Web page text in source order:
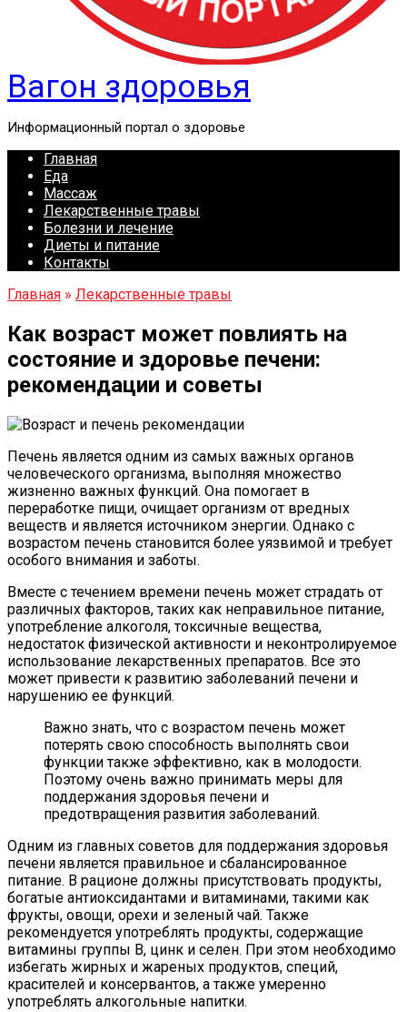
Вагон здоровья
Информационный портал о здоровье
Главная
Еда
Массаж
Лекарственные травы
Болезни и лечение
Диеты и питание
Контакты
Главная » Лекарственные травы
Как возраст может повлиять на
состояние и здоровье печени:
рекомендации и советы
Печень является одним из самых важных органов
человеческого организма, выполняя множество
жизненно важных функций. Она помогает в
переработке пищи, очищает организм от вредных
веществ и является источником энергии. Однако с
возрастом печень становится более уязвимой и требует
особого внимания и заботы.
Вместе с течением времени печень может страдать от
различных факторов, таких как неправильное питание,
употребление алкоголя, токсичные вещества,
недостаток физической активности и неконтролируемое
использование лекарственных препаратов. Все это
может привести к развитию заболеваний печени и
нарушению ее функций.
Важно знать, что с возрастом печень может
потерять свою способность выполнять свои
функции также эффективно, как в молодости.
Поэтому очень важно принимать меры для
поддержания здоровья печени и
предотвращения развития заболеваний.
Одним из главных советов для поддержания здоровья
печени является правильное и сбалансированное
питание. В рационе должны присутствовать продукты,
богатые антиоксидантами и витаминами, такими как
фрукты, овощи, орехи и зеленый чай. Также
рекомендуется употреблять продукты, содержащие
витамины группы В, цинк и селен. При этом необходимо
избегать жирных и жареных продуктов, специй,
красителей и консервантов, а также умеренно
употреблять алкогольные напитки.